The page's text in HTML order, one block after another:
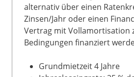
alternativ über einen
Zinsen/Jahr oder einen
Vertrag mit Vollamortisation
Bedingungen finanziert
Grundmietzeit 4 Jahre